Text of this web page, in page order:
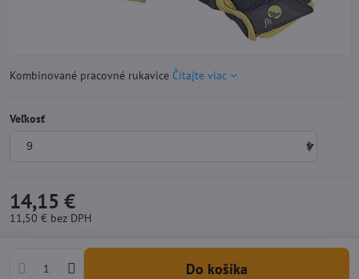
Kombinované pracovné rukavice Čítajte viac
Veľkosť
14,15 €
11,50 € bez DPH
Do košíka